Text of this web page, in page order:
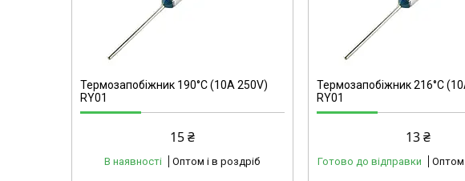
Термозапобіжник 190°C (10А 250V)
RY01
15 ₴
В наявності Оптом і в роздріб
Термозапобіжник 216°C
RY01
13 ₴
Готово до відправки Оптом